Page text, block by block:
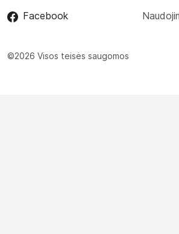
Facebook
©2026 Visos teisės saugomos